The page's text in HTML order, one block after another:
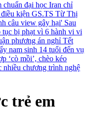
chuẩn đại học Iran chỉ
kiện GS.TS Từ Thị
câu view gây hại' Sau
tục bị phạt vì 6 hành vi vi
phương án nghỉ Tết
nam sinh 14 tuổi đến vụ
‘cò mồi’, chèo kéo
nhiều chương trình nghệ
trẻ em